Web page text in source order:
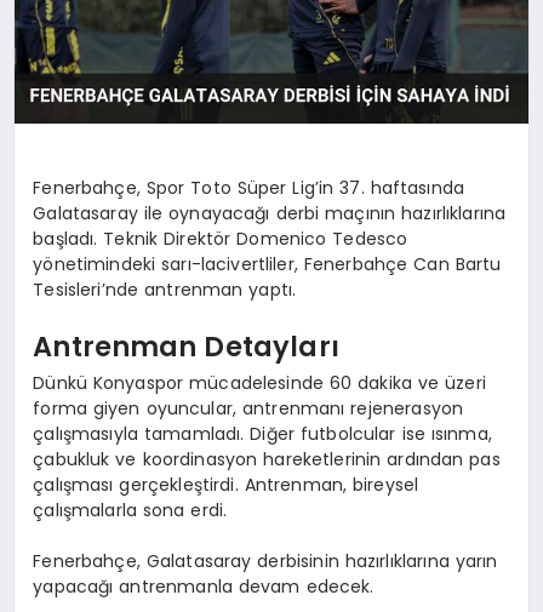
Fenerbahçe, Spor Toto Süper Lig’in 37. haftasında
Galatasaray ile oynayacağı derbi maçının hazırlıklarına
başladı. Teknik Direktör Domenico Tedesco
yönetimindeki sarı-lacivertliler, Fenerbahçe Can Bartu
Tesisleri’nde antrenman yaptı.
Antrenman Detayları
Dünkü Konyaspor mücadelesinde 60 dakika ve üzeri
forma giyen oyuncular, antrenmanı rejenerasyon
çalışmasıyla tamamladı. Diğer futbolcular ise ısınma,
çabukluk ve koordinasyon hareketlerinin ardından pas
çalışması gerçekleştirdi. Antrenman, bireysel
çalışmalarla sona erdi.
Fenerbahçe, Galatasaray derbisinin hazırlıklarına yarın
yapacağı antrenmanla devam edecek.